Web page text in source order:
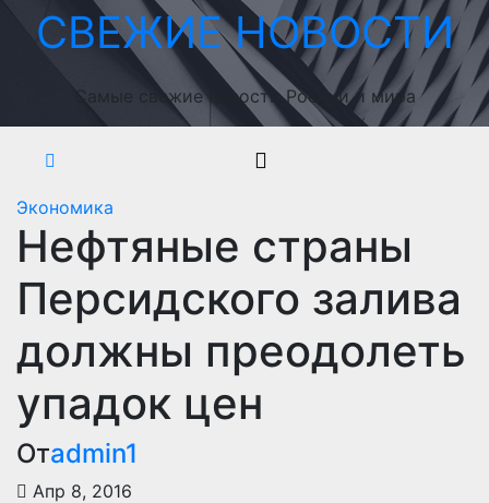
ПерейтиСВЕЖИЕ НОВОСТИ
Самые свежие новости России и мира
Экономика
Нефтяные страны
Персидского залива
должны преодолеть
упадок цен
Отadmin1
Апр 8, 2016